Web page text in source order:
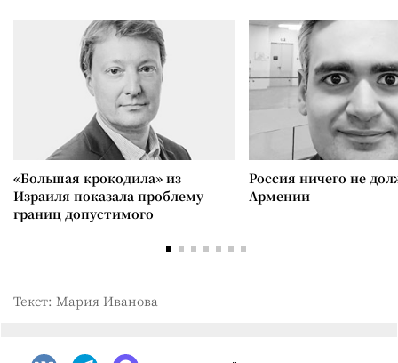
«Большая крокодила» из
Израиля показала проблему
границ допустимого
Россия ничего не
Армении
Текст: Мария Иванова